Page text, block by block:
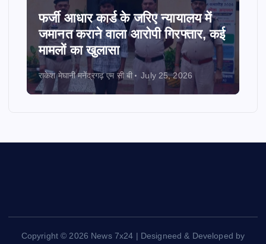
फर्जी आधार कार्ड के जरिए न्यायालय में
जमानत कराने वाला आरोपी गिरफ्तार, कई
मामलों का खुलासा
राकेश मेघानी मनेंद्रगढ़ एम सी बी July 25, 2026
Copyright © 2026 News 7x24 | Designeed & Developed by